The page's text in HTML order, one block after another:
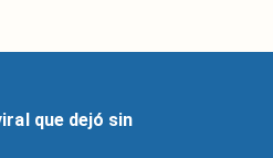
que dejó sin